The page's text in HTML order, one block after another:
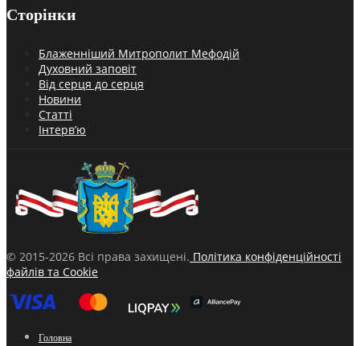
Сторінки
Блаженніший Митрополит Мефодій
Духовний заповіт
Від серця до серця
Новини
Статті
Інтерв’ю
© 2015-2026 Всі права захищені. Політика конфіденційності
файлів та Cookie
Головна